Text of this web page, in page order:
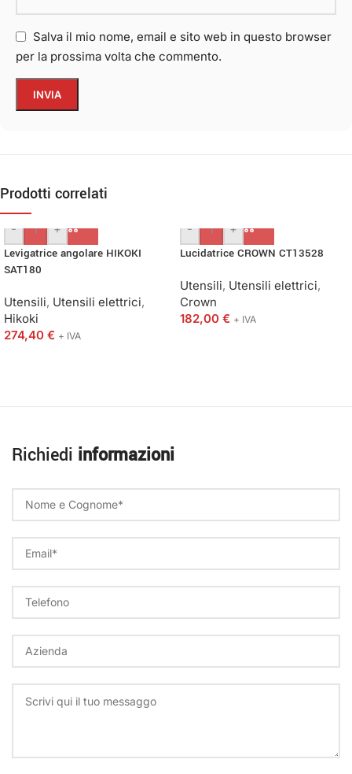
Salva il mio nome, email e sito web in questo browser
per la prossima volta che commento.
Prodotti correlati
-
+
Levigatrice angolare HIKOKI
SAT180
Utensili, Utensili elettrici,
Hikoki
274,40 € + IVA
-
+
Lucidatrice CROWN CT13528
Utensili, Utensili elettrici,
Crown
182,00 € + IVA
Richiedi informazioni